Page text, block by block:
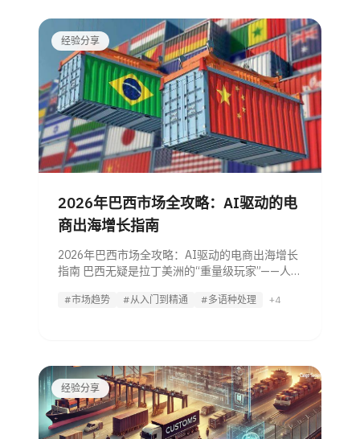
经验分享
2026年巴西市场全攻略：AI驱动的电
商出海增长指南
2026年巴西市场全攻略：AI驱动的电商出海增长
指南 巴西无疑是拉丁美洲的“重量级玩家”——人
于跨境卖家而言，这里不仅是传统贸易的热土，
#市场趋势 #从入门到精通 #多语种处理 +4
经验分享